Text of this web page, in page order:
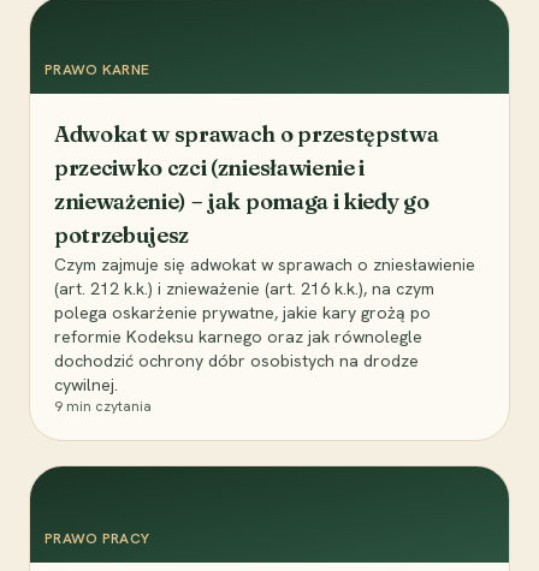
PRAWO KARNE
Adwokat w sprawach o przestępstwa
przeciwko czci (zniesławienie i
znieważenie) – jak pomaga i kiedy go
potrzebujesz
Czym zajmuje się adwokat w sprawach o zniesławienie
(art. 212 k.k.) i znieważenie (art. 216 k.k.), na czym
polega oskarżenie prywatne, jakie kary grożą po
reformie Kodeksu karnego oraz jak równolegle
dochodzić ochrony dóbr osobistych na drodze
cywilnej.
9 min czytania
PRAWO PRACY